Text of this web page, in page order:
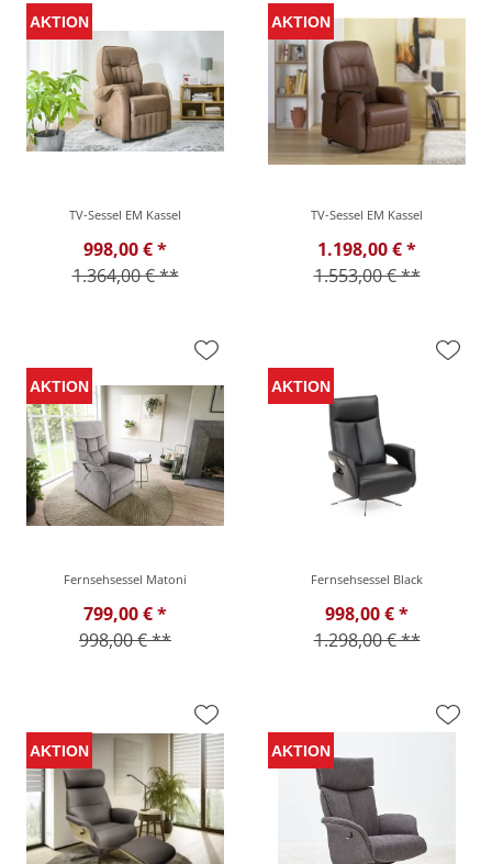
TV-Sessel EM Kassel
998,00 € *
1.364,00 € **
TV-Sessel EM Kassel
1.198,00 € *
1.553,00 € **
Fernsehsessel Matoni
799,00 € *
998,00 € **
Fernsehsessel Black
998,00 € *
1.298,00 € **